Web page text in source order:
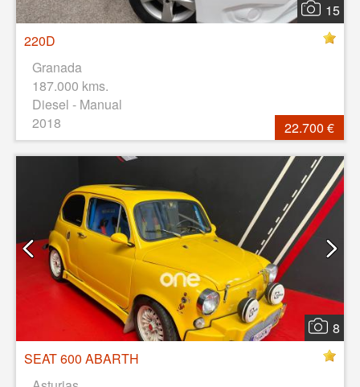
15
220D
Granada
187.000 kms.
Diesel - Manual
2018
22.700 €
8
SEAT 600 ABARTH